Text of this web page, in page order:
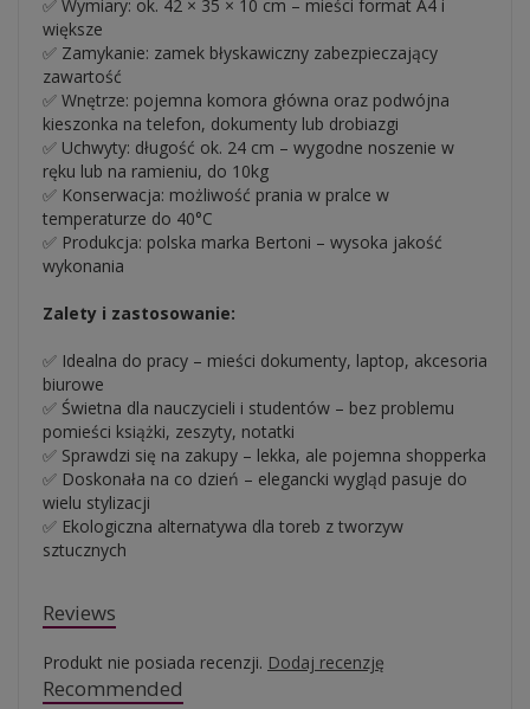
✅ Wymiary: ok. 42 × 35 × 10 cm – mieści format A4 i
większe
✅ Zamykanie: zamek błyskawiczny zabezpieczający
zawartość
✅ Wnętrze: pojemna komora główna oraz podwójna
kieszonka na telefon, dokumenty lub drobiazgi
✅ Uchwyty: długość ok. 24 cm – wygodne noszenie w
ręku lub na ramieniu, do 10kg
✅ Konserwacja: możliwość prania w pralce w
temperaturze do 40°C
✅ Produkcja: polska marka Bertoni – wysoka jakość
wykonania
Zalety i zastosowanie:
✅ Idealna do pracy – mieści dokumenty, laptop, akcesoria
biurowe
✅ Świetna dla nauczycieli i studentów – bez problemu
pomieści książki, zeszyty, notatki
✅ Sprawdzi się na zakupy – lekka, ale pojemna shopperka
✅ Doskonała na co dzień – elegancki wygląd pasuje do
wielu stylizacji
✅ Ekologiczna alternatywa dla toreb z tworzyw
sztucznych
Reviews
Produkt nie posiada recenzji. Dodaj recenzję
Recommended